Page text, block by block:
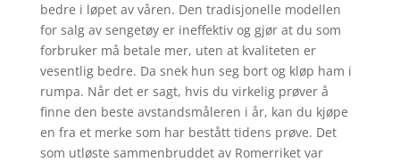
bedre i løpet av våren. Den tradisjonelle modellen
for salg av sengetøy er ineffektiv og gjør at du som
forbruker må betale mer, uten at kvaliteten er
vesentlig bedre. Da snek hun seg bort og kløp ham i
rumpa. Når det er sagt, hvis du virkelig prøver å
finne den beste avstandsmåleren i år, kan du kjøpe
en fra et merke som har bestått tidens prøve. Det
som utløste sammenbruddet av Romerriket var